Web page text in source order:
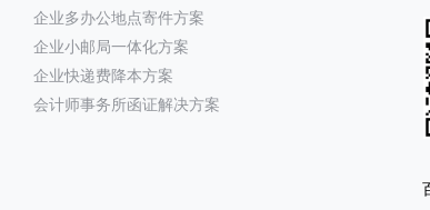
企业多办公地点寄件方案
企业小邮局一体化方案
企业快递费降本方案
会计师事务所函证解决方案